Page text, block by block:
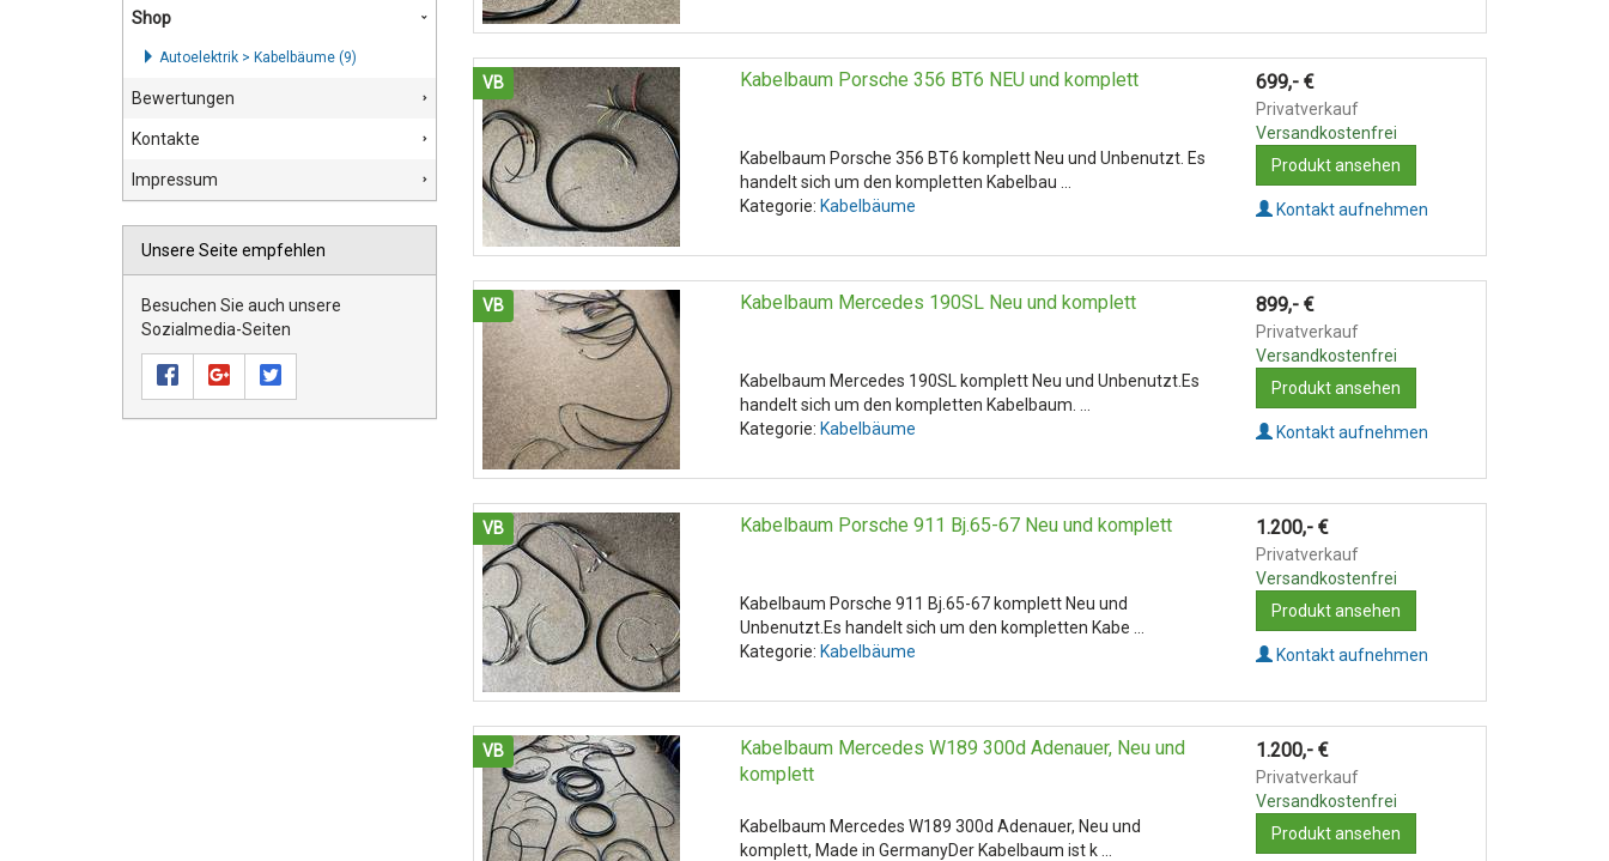
VB Kabelbaum Porsche 356 BT6 NEU und komplett
Kabelbaum Porsche 356 BT6 komplett Neu und Unbenutzt. Es
handelt sich um den kompletten Kabelbau ...
Kategorie: Kabelbäume
699,- €
Privatverkauf
Versandkostenfrei
Produkt ansehen
Kontakt aufnehmen
VB Kabelbaum Mercedes 190SL Neu und komplett
Kabelbaum Mercedes 190SL komplett Neu und Unbenutzt.Es
handelt sich um den kompletten Kabelbaum. ...
Kategorie: Kabelbäume
899,- €
Privatverkauf
Versandkostenfrei
Produkt ansehen
Kontakt aufnehmen
VB Kabelbaum Porsche 911 Bj.65-67 Neu und komplett
Kabelbaum Porsche 911 Bj.65-67 komplett Neu und
Unbenutzt.Es handelt sich um den kompletten Kabe ...
Kategorie: Kabelbäume
1.200,- €
Privatverkauf
Versandkostenfrei
Produkt ansehen
Kontakt aufnehmen
VB
Kabelbaum Mercedes W189 300d Adenauer, Neu und
komplett
Kabelbaum Mercedes W189 300d Adenauer, Neu und
komplett, Made in GermanyDer Kabelbaum ist k ...
1.200,- €
Privatverkauf
Versandkostenfrei
Produkt ansehen
Shop
Autoelektrik > Kabelbäume (9)
Bewertungen
Kontakte
Impressum
Unsere Seite empfehlen
Besuchen Sie auch unsere
Sozialmedia-Seiten